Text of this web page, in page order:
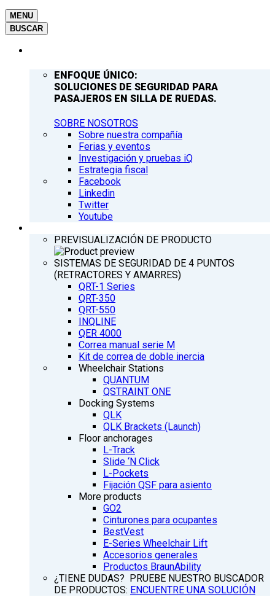
MENU
BUSCAR
ENFOQUE ÚNICO:
SOLUCIONES DE SEGURIDAD PARA
PASAJEROS EN SILLA DE RUEDAS.
SOBRE NOSOTROS
Sobre nuestra compañía
Ferias y eventos
Investigación y pruebas iQ
Estrategia fiscal
Facebook
Linkedin
Twitter
Youtube
PREVISUALIZACIÓN DE PRODUCTO
SISTEMAS DE SEGURIDAD DE 4 PUNTOS
(RETRACTORES Y AMARRES)
QRT-1 Series
QRT-350
QRT-550
INQLINE
QER 4000
Correa manual serie M
Kit de correa de doble inercia
Wheelchair Stations
QUANTUM
QSTRAINT ONE
Docking Systems
QLK
QLK Brackets (Launch)
Floor anchorages
L-Track
Slide ‘N Click
L-Pockets
Fijación QSF para asiento
More products
GO2
Cinturones para ocupantes
BestVest
E-Series Wheelchair Lift
Accesorios generales
Productos BraunAbility
¿TIENE DUDAS? PRUEBE NUESTRO BUSCADOR
DE PRODUCTOS: ENCUENTRE UNA SOLUCIÓN